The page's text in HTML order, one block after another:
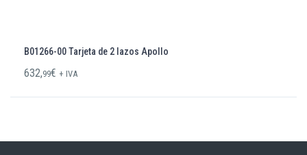
B01266-00 Tarjeta de 2 lazos Apollo
632,99€ + IVA